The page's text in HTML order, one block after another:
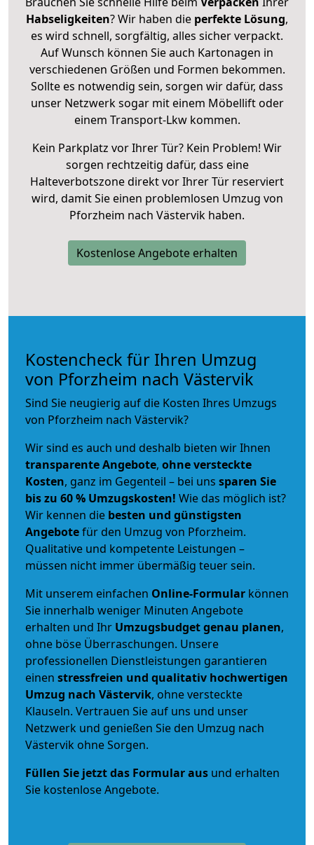
Habseligkeiten? Wir haben die perfekte Lösung,
es wird schnell, sorgfältig, alles sicher verpackt.
Auf Wunsch können Sie auch Kartonagen in
verschiedenen Größen und Formen bekommen.
Sollte es notwendig sein, sorgen wir dafür, dass
unser Netzwerk sogar mit einem Möbellift oder
einem Transport-Lkw kommen.
Kein Parkplatz vor Ihrer Tür? Kein Problem! Wir
sorgen rechtzeitig dafür, dass eine
Halteverbotszone direkt vor Ihrer Tür reserviert
wird, damit Sie einen problemlosen Umzug von
Pforzheim nach Västervik haben.
Kostenlose Angebote erhalten
Kostencheck für Ihren Umzug
von Pforzheim nach Västervik
Sind Sie neugierig auf die Kosten Ihres Umzugs
von Pforzheim nach Västervik?
Wir sind es auch und deshalb bieten wir Ihnen
transparente Angebote, ohne versteckte
Kosten, ganz im Gegenteil – bei uns sparen Sie
bis zu 60 % Umzugskosten! Wie das möglich ist?
Wir kennen die besten und günstigsten
Angebotefür den Umzug von Pforzheim.
Qualitative und kompetente Leistungen –
müssen nicht immer übermäßig teuer sein.
Mit unserem einfachen Online-Formular können
Sie innerhalb weniger Minuten Angebote
erhalten und Ihr Umzugsbudgetgenau planen,
ohne böse Überraschungen. Unsere
professionellen Dienstleistungen garantieren
einen stressfreien und qualitativ hochwertigen
Umzug nach Västervik, ohne versteckte
Klauseln. Vertrauen Sie auf uns und unser
Netzwerk und genießen Sie den Umzug nach
Västervik ohne Sorgen.
Füllen Sie jetzt das Formular aus und erhalten
Sie kostenlose Angebote.